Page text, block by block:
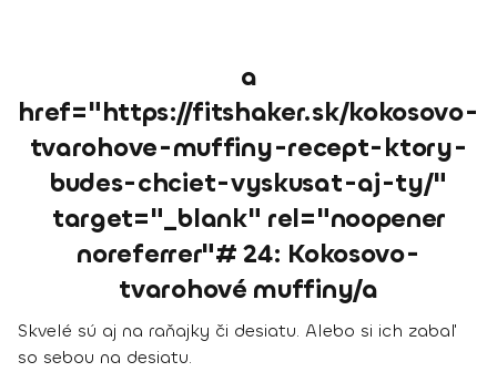
a
href="https://fitshaker.sk/kokosovo-
tvarohove-muffiny-recept-ktory-
budes-chciet-vyskusat-aj-ty/"
target="_blank" rel="noopener
noreferrer"# 24: Kokosovo-
tvarohové muffiny/a
Skvelé sú aj na raňajky či desiatu. Alebo si ich zabaľ
so sebou na desiatu.